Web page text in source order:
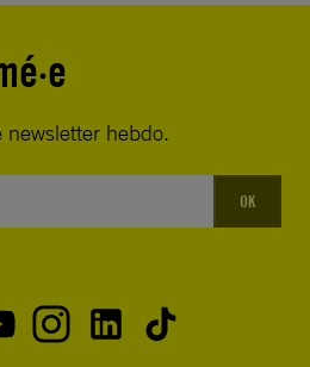
newsletter hebdo.
OK